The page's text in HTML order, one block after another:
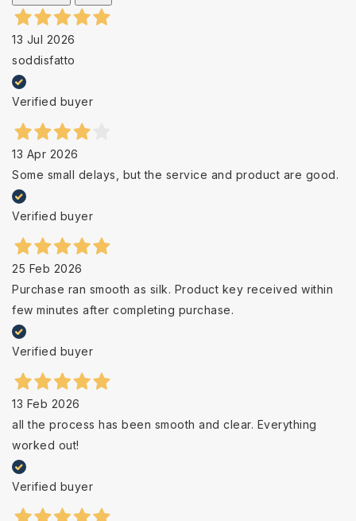
13 Jul 2026
soddisfatto
Verified buyer
13 Apr 2026
Some small delays, but the service and product are good.
Verified buyer
25 Feb 2026
Purchase ran smooth as silk. Product key received within
few minutes after completing purchase.
Verified buyer
13 Feb 2026
all the process has been smooth and clear. Everything
worked out!
Verified buyer